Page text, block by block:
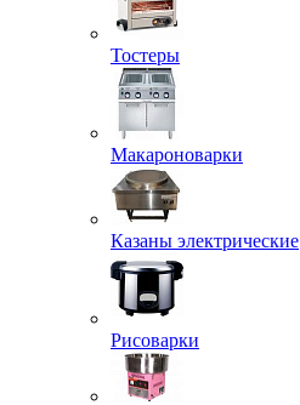
Тостеры
Макароноварки
Казаны электрические
Рисоварки